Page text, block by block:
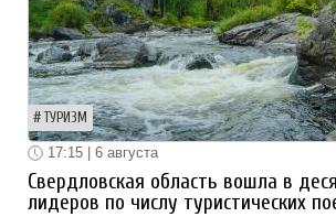
ТУРИЗМ
17:15 | 6 августа
Свердловская область вошла в
лидеров по числу туристических